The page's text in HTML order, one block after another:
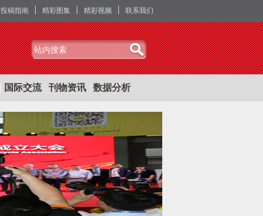
投稿指南 精彩图集 精彩视频 联系我们
国际交流 刊物资讯 数据分析